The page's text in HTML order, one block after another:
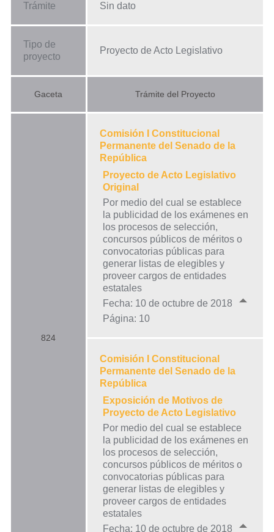
Trámite Sin dato
Tipo de
proyecto
Proyecto de Acto Legislativo
Gaceta Trámite del Proyecto
824
Comisión I Constitucional
Permanente del Senado de la
República
Proyecto de Acto Legislativo
Original
Por medio del cual se establece
la publicidad de los exámenes en
los procesos de selección,
concursos públicos de méritos o
convocatorias públicas para
generar listas de elegibles y
proveer cargos de entidades
estatales
Fecha: 10 de octubre de 2018
Página: 10
Comisión I Constitucional
Permanente del Senado de la
República
Exposición de Motivos de
Proyecto de Acto Legislativo
Por medio del cual se establece
la publicidad de los exámenes en
los procesos de selección,
concursos públicos de méritos o
convocatorias públicas para
generar listas de elegibles y
proveer cargos de entidades
estatales
Fecha: 10 de octubre de 2018